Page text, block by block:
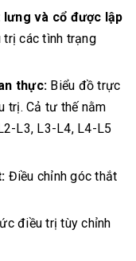
và cổ được lập
các tình trạng
thực: Biểu đồ trực
trị. Cả tư thế nằm
L3, L3-L4, L4-L5
Điều chỉnh góc thắt
điều trị tùy chỉnh